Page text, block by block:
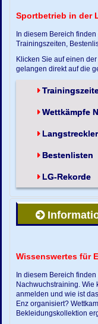
Sportbetrieb in der
In diesem Bereich
Trainingszeiten,
Klicken Sie auf einen
gelangen direkt auf die
Wettkämpfe
Langstreckler
Bestenlisten
LG-Rekorde
Wissenswertes für
In diesem Bereich finden
Nachwuchstraining. Wie
anmelden und wie ist
Enz organisiert?
Bekleidungskollektion